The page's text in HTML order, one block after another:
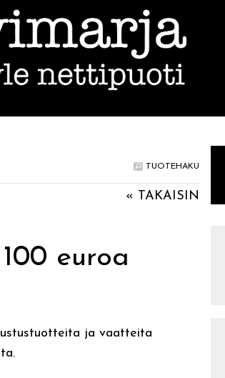
TUOTEHAKU
« TAKAISIN
euroa
ja vaatteita